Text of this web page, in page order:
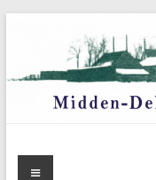
inhoud
Menu